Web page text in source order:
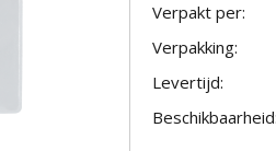
Verpakt per:
Verpakking:
Levertijd:
Beschikbaarheid: